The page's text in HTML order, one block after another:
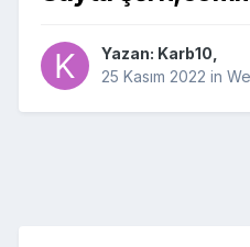
Yazan: Karb10
25 Kasım 2022 in